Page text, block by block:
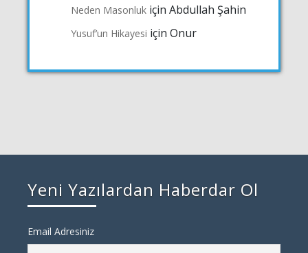
Neden Masonluk için Abdullah Şahin
Yusuf’un Hikayesi için Onur
Yeni Yazılardan Haberdar Ol
Email Adresiniz